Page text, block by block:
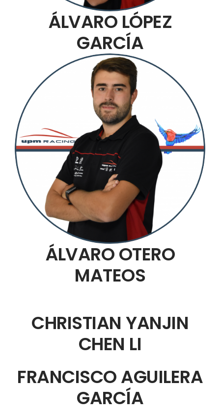
ÁLVARO LÓPEZ
GARCÍA
ÁLVARO OTERO
MATEOS
CHRISTIAN YANJIN
CHEN LI
FRANCISCO AGUILERA
GARCÍA